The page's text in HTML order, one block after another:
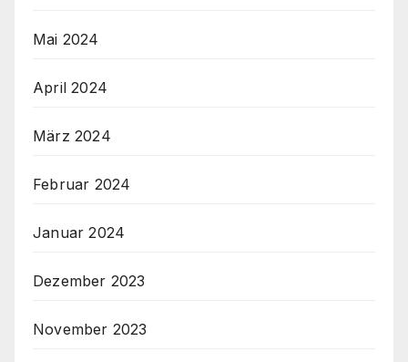
Mai 2024
April 2024
März 2024
Februar 2024
Januar 2024
Dezember 2023
November 2023